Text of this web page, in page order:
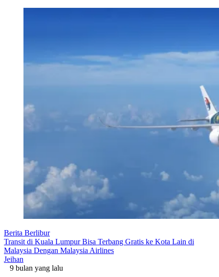
Berita Berlibur
Transit di Kuala Lumpur Bisa Terbang Gratis ke Kota Lain di
Malaysia Dengan Malaysia Airlines
Jeihan
9 bulan yang lalu